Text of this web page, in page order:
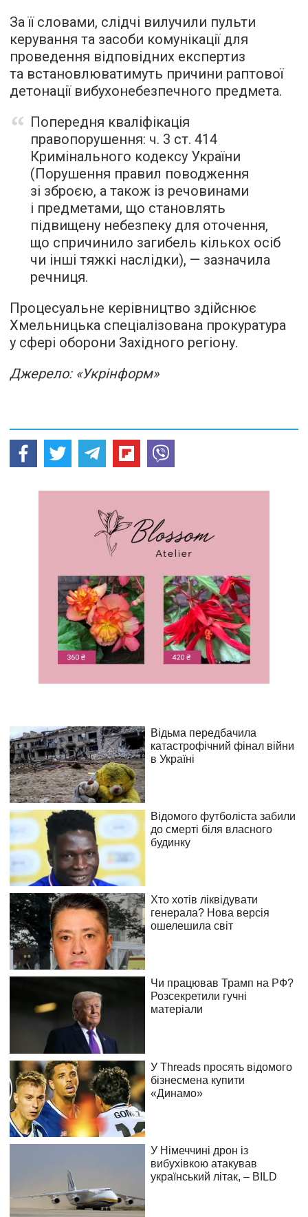
За її словами, слідчі вилучили пульти
керування та засоби комунікації для
проведення відповідних експертиз
та встановлюватимуть причини раптової
детонації вибухонебезпечного предмета.
Попередня кваліфікація
правопорушення: ч. 3 ст. 414
Кримінального кодексу України
(Порушення правил поводження
зі зброєю, а також із речовинами
і предметами, що становлять
підвищену небезпеку для оточення,
що спричинило загибель кількох осіб
чи інші тяжкі наслідки), — зазначила
речниця.
Процесуальне керівництво здійснює
Хмельницька спеціалізована прокуратура
у сфері оборони Західного регіону.
Джерело: «Укрінформ»